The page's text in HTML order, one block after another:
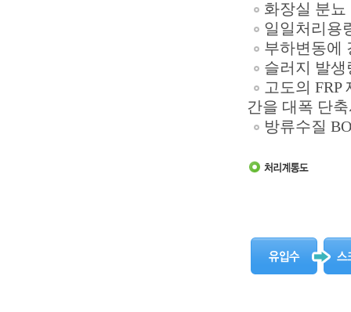
화장실 분
일일처리용
부하변동에
슬러지 발생
고도의
간을 대폭 단
방류수질